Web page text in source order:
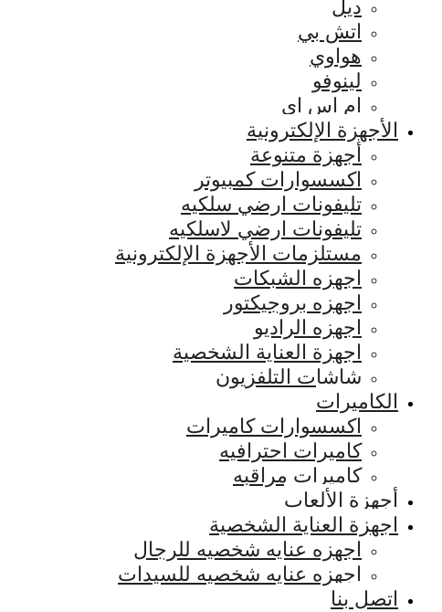
ديل
اتش بي
هواوي
لينوفو
ام اس اي
الأجهزة الإلكترونية
أجهزة متنوعة
اكسسوارات كمبيوتر
تليفونات ارضي سلكيه
تليفونات ارضي لاسلكيه
مستلزمات الأجهزة الإلكترونية
اجهزه الشبكات
اجهزه بروجيكتور
اجهزه الراديو
اجهزة العناية الشخصية
شاشات التلفزيون
الكاميرات
اكسسوارات كاميرات
كاميرات احترافيه
كاميرات مراقبه
أجهزة الألعاب
اجهزة العناية الشخصية
اجهزه عنايه شخصيه للرجال
اجهزه عنايه شخصيه للسيدات
اتصل بنا